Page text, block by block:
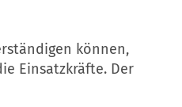
können,
Einsatzkräfte. Der